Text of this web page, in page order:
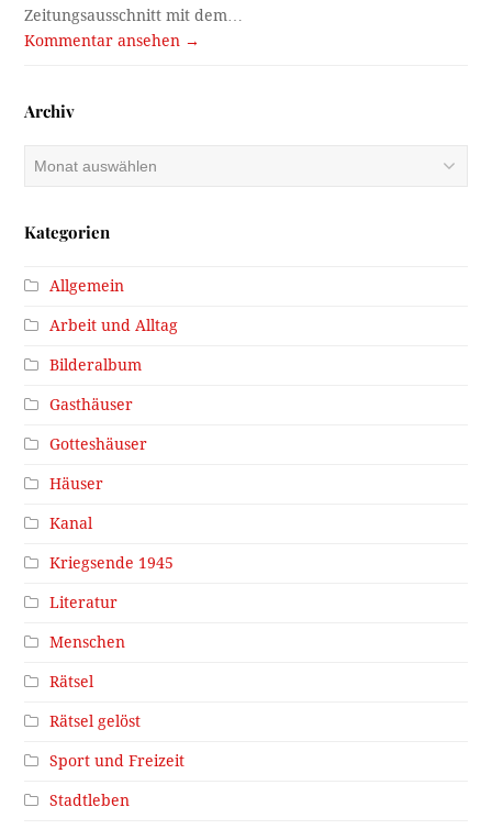
Zeitungsausschnitt mit dem…
Kommentar ansehen →
Archiv
Kategorien
Allgemein
Arbeit und Alltag
Bilderalbum
Gasthäuser
Gotteshäuser
Häuser
Kanal
Kriegsende 1945
Literatur
Menschen
Rätsel
Rätsel gelöst
Sport und Freizeit
Stadtleben